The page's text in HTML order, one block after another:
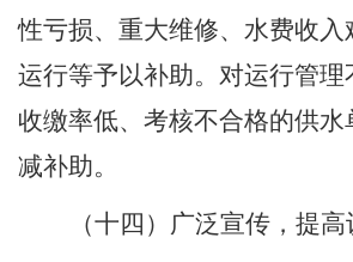
性亏损、重大维修、水费收入
运行等予以补助。对运行管理
收缴率低、考核不合格的供
减补助。
（十四）广泛宣传，提高